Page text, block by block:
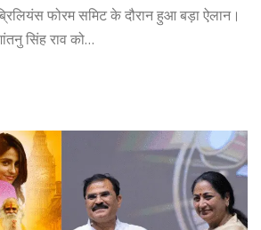
फोरम समिट के दौरान हुआ बड़ा ऐलान।
सिंह राव को…